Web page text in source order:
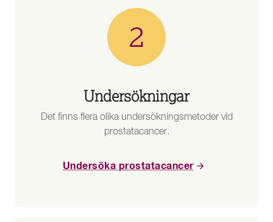
Undersökningar
Det finns flera olika undersökningsmetoder vid
prostatacancer.
Undersöka prostatacancer